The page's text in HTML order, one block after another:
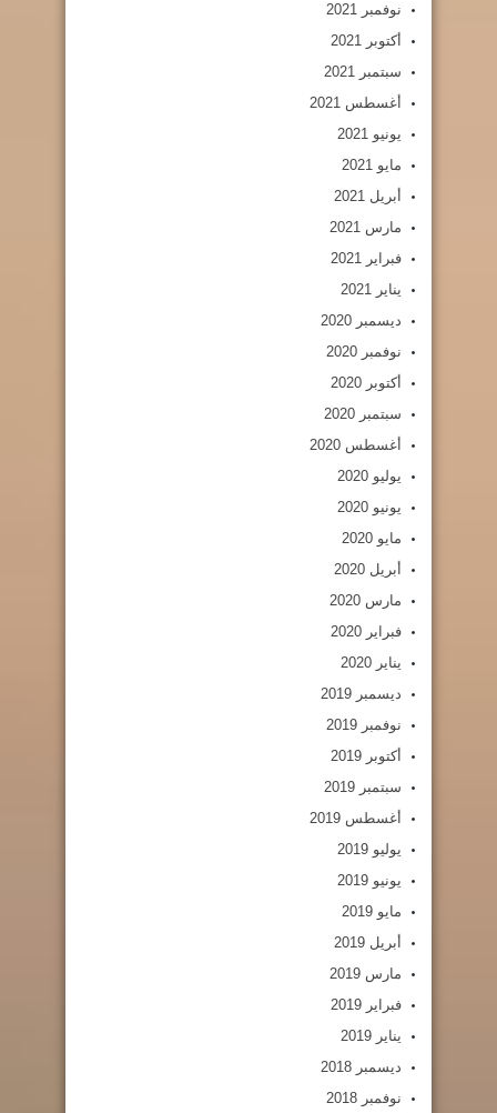
نوفمبر 2021
أكتوبر 2021
سبتمبر 2021
أغسطس 2021
يونيو 2021
مايو 2021
أبريل 2021
مارس 2021
فبراير 2021
يناير 2021
ديسمبر 2020
نوفمبر 2020
أكتوبر 2020
سبتمبر 2020
أغسطس 2020
يوليو 2020
يونيو 2020
مايو 2020
أبريل 2020
مارس 2020
فبراير 2020
يناير 2020
ديسمبر 2019
نوفمبر 2019
أكتوبر 2019
سبتمبر 2019
أغسطس 2019
يوليو 2019
يونيو 2019
مايو 2019
أبريل 2019
مارس 2019
فبراير 2019
يناير 2019
ديسمبر 2018
نوفمبر 2018